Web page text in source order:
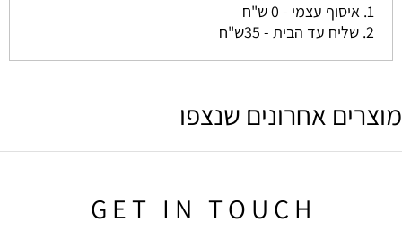
1. איסוף עצמי - 0 ש"ח
2. שליח עד הבית - 35ש"ח
מוצרים אחרונים שנצפו
G E T I N T O U C H